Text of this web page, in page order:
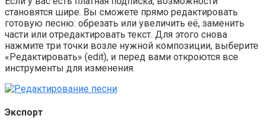
становятся шире. Вы сможете прямо редактировать
готовую песню: обрезать или увеличить её, заменить
части или отредактировать текст. Для этого снова
нажмите три точки возле нужной композиции, выберите
«Редактировать» (edit), и перед вами откроются все
инструменты для изменения.
Экспорт